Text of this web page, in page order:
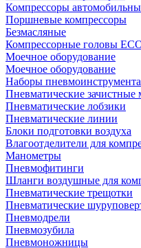
Компрессоры
Поршневые компрессоры
Безмасляные
Компрессорные головы
Моечное оборудование
Моечное оборудование
Наборы пневмоинструмента
Пневматические
Пневматические лобзики
Пневматические линии
Блоки подготовки воздуха
Влагоотделители для
Манометры
Пневмофитинги
Шланги воздушные для
Пневматические трещотки
Пневматические
Пневмодрели
Пневмозубила
Пневмоножницы